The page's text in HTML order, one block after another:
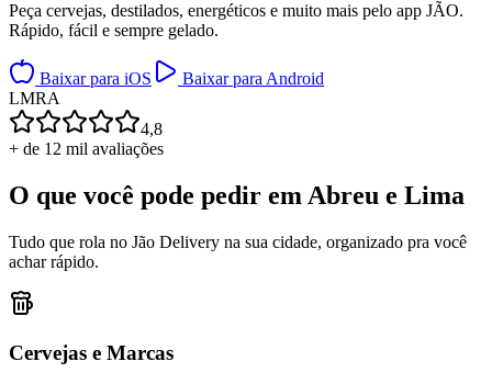
Peça cervejas, destilados, energéticos e muito mais pelo app JÃO.
Rápido, fácil e sempre gelado.
Baixar para iOS
Baixar para Android
LMRA
4,8
+ de 12 mil avaliações
O que você pode pedir emAbreu e Lima
Tudo que rola no Jão Delivery na sua cidade, organizado pra você
achar rápido.
Cervejas e Marcas